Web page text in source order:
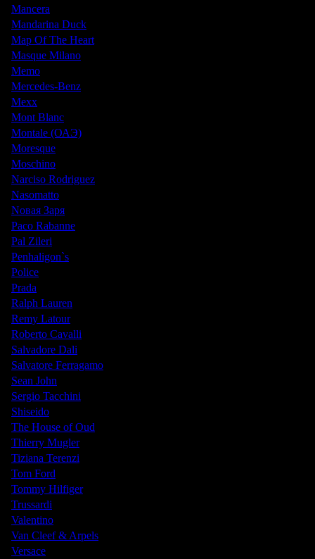
Mancera
Mandarina Duck
Map Of The Heart
Masque Milano
Memo
Mercedes-Benz
Mexx
Mont Blanc
Montale (ОАЭ)
Moresque
Moschino
Narciso Rodriguez
Nasomatto
Nовая Заря
Paco Rabanne
Pal Zileri
Penhaligon`s
Police
Prada
Ralph Lauren
Remy Latour
Roberto Cavalli
Salvadore Dali
Salvatore Ferragamo
Sean John
Sergio Tacchini
Shiseido
The House of Oud
Thierry Mugler
Tiziana Terenzi
Tom Ford
Tommy Hilfiger
Trussardi
Valentino
Van Cleef & Arpels
Versace